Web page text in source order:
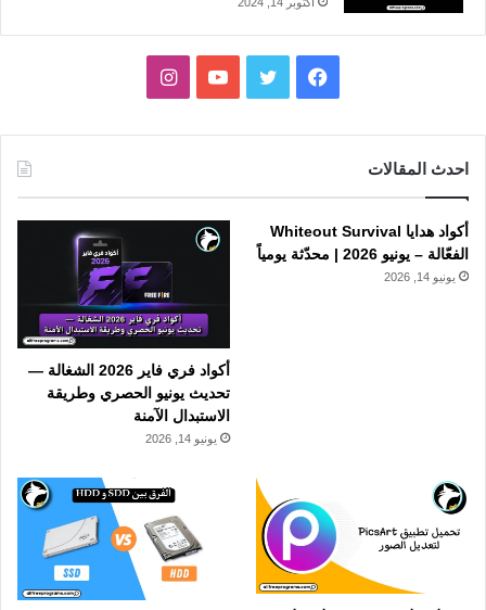
أكتوبر 14, 2024
فيسبوك تويتر يوتيوبانستقرام
احدث المقالات
أكواد هدايا Whiteout Survival
الفعّالة – يونيو 2026 | محدّثة يومياً
يونيو 14, 2026
أكواد فري فاير 2026 الشغالة —
تحديث يونيو الحصري وطريقة
الاستبدال الآمنة
يونيو 14, 2026